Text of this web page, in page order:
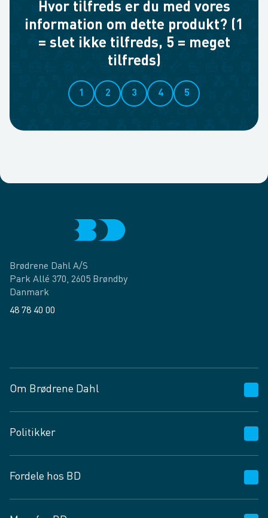
Hvor tilfreds er du med vores
information om dette produkt? (1
= slet ikke tilfreds, 5 = meget
tilfreds)
1 2 3 4 5
Brødrene Dahl A/S
Park Allé 370, 2605 Brøndby
Danmark
48 78 40 00
Om Brødrene Dahl
Vagttelefon 30 10 89 89
Spørgsmål og svar
Job og karriere
Fødevarekontrolrapport
Politikker
Privatlivspolitik
Cookies
Fordele hos BD